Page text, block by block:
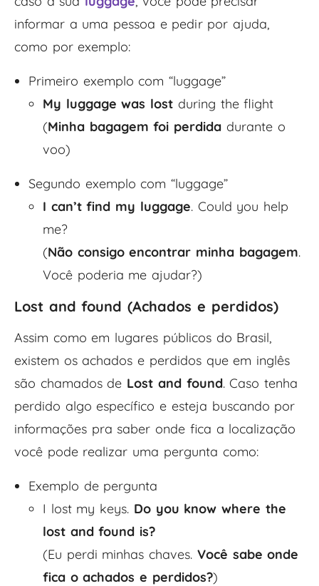
informar a uma pessoa e pedir por ajuda,
como por exemplo:
Primeiro exemplo com “luggage”
My luggage was lost during the flight
(Minha bagagem foi perdida durante o
voo)
Segundo exemplo com “luggage”
I can’t find my luggage. Could you help
me?
(Não consigo encontrar minha bagagem.
Você poderia me ajudar?)
Lost and found (Achados e perdidos)
Assim como em lugares públicos do Brasil,
existem os achados e perdidos que em inglês
são chamados de Lost and found. Caso tenha
perdido algo específico e esteja buscando por
informações pra saber onde fica a localização
você pode realizar uma pergunta como:
Exemplo de pergunta
I lost my keys. Do you know where the
lost and found is?
(Eu perdi minhas chaves. Você sabe onde
fica o achados e perdidos?)